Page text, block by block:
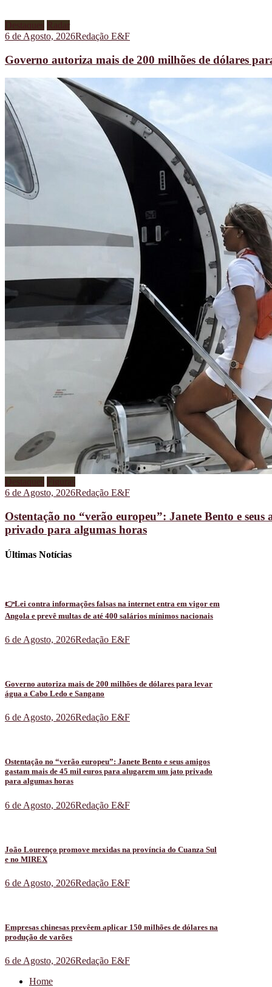
Destaques Radar
6 de Agosto, 2026Redação E&F
Governo autoriza mais de 200 milhões de dólares
Destaques Figuras
6 de Agosto, 2026Redação E&F
Ostentação no “verão europeu”: Janete Bento e
privado para algumas horas
Últimas Notícias
👉Lei contra informações falsas na internet entra em vigor em
Angola e prevê multas de até 400 salários mínimos nacionais
6 de Agosto, 2026Redação E&F
Governo autoriza mais de 200 milhões de dólares para levar
água a Cabo Ledo e Sangano
6 de Agosto, 2026Redação E&F
Ostentação no “verão europeu”: Janete Bento e seus amigos
gastam mais de 45 mil euros para alugarem um jato privado
para algumas horas
6 de Agosto, 2026Redação E&F
João Lourenço promove mexidas na província do Cuanza Sul
e no MIREX
6 de Agosto, 2026Redação E&F
Empresas chinesas prevêem aplicar 150 milhões de dólares na
produção de varões
6 de Agosto, 2026Redação E&F
Home